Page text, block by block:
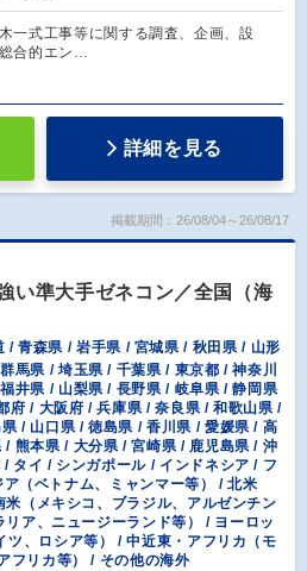
一式工事等に関する調査、企画、設
合的エン…
詳細を見る
掲載期間：26/08/04～26/08/17
い準大手ゼネコン／全国（海
/ 青森県 / 岩手県 / 宮城県 / 秋田県 / 山形
馬県 / 埼玉県 / 千葉県 / 東京都 / 神奈川
井県 / 山梨県 / 長野県 / 岐阜県 / 静岡県
府 / 大阪府 / 兵庫県 / 奈良県 / 和歌山県 /
/ 山口県 / 徳島県 / 香川県 / 愛媛県 / 高
熊本県 / 大分県 / 宮崎県 / 鹿児島県 / 沖
タイ / シンガポール / インドネシア / フ
（ベトナム、ミャンマー等） / 北米
米（メキシコ、ブラジル、アルゼンチン
ア、ニュージーランド等） / ヨーロッ
ツ、ロシア等） / 中近東・アフリカ（モ
フリカ等） / その他の海外